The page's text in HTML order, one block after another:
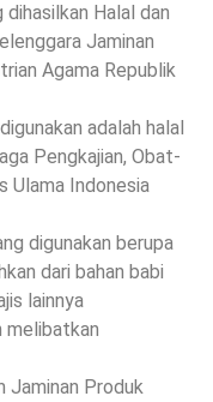
dihasilkan Halal dan
Jaminan
Agama Republik
adalah halal
Pengkajian, Obat-
Ulama Indonesia
digunakan berupa
dari bahan babi
lainnya
melibatkan
Jaminan Produk